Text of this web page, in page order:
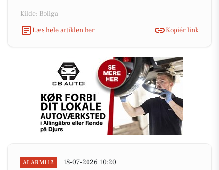
Kilde: Boliga
Læs hele artiklen her
Kopiér link
ALARM112 18-07-2026 10:20